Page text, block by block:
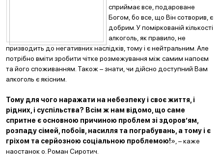
сприймає все, подароване
Богом, бо все, що Він сотворив, є
добрим. У поміркованій кількості
алкоголь, як правило, не
призводить до негативних наслідків, тому і є нейтральним. Але
потрібно вміти зробити чітке розмежування між самим напоєм
та його споживанням. Також – знати, чи дійсно доступний Вам
алкоголь є якісним.
Тому для чого наражати на небезпеку і своє життя, і
рідних, і суспільства? Всім ж нам відомо, що саме
спритне є основною причиною проблем зі здоров’ям,
розпаду сімей, побоїв, насилля та пограбувань, а тому і є
гріхом та серйозною соціальною проблемою!», – каже
наостанок о. Роман Сиротич.